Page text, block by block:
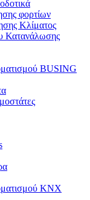
φορτίων
Κλίματος
Κατανάλωσης
BUSING
KNX